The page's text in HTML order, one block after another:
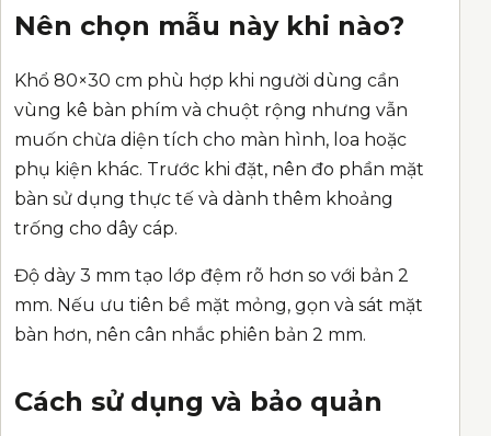
Nên chọn mẫu này khi nào?
Khổ 80×30 cm phù hợp khi người dùng cần
vùng kê bàn phím và chuột rộng nhưng vẫn
muốn chừa diện tích cho màn hình, loa hoặc
phụ kiện khác. Trước khi đặt, nên đo phần mặt
bàn sử dụng thực tế và dành thêm khoảng
trống cho dây cáp.
Độ dày 3 mm tạo lớp đệm rõ hơn so với bản 2
mm. Nếu ưu tiên bề mặt mỏng, gọn và sát mặt
bàn hơn, nên cân nhắc phiên bản 2 mm.
Cách sử dụng và bảo quản